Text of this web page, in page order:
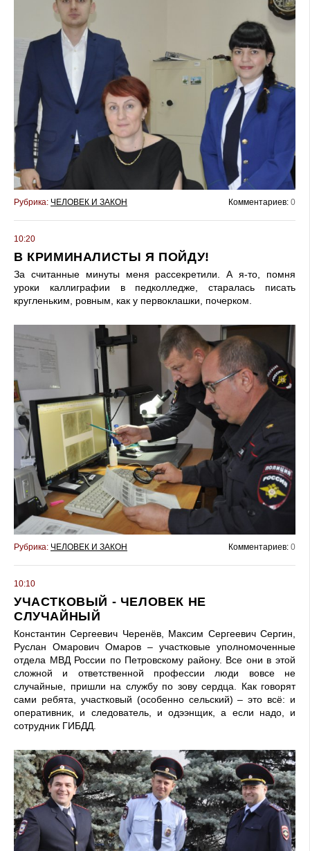
Рубрика: ЧЕЛОВЕК И ЗАКОН Комментариев: 0
10:20
В КРИМИНАЛИСТЫ Я ПОЙДУ!
За считанные минуты меня рассекретили. А я-то, помня
уроки каллиграфии в педколледже, старалась писать
кругленьким, ровным, как у первоклашки, почерком.
Рубрика: ЧЕЛОВЕК И ЗАКОН Комментариев: 0
10:10
УЧАСТКОВЫЙ - ЧЕЛОВЕК НЕ
СЛУЧАЙНЫЙ
Константин Сергеевич Черенёв, Максим Сергеевич Сергин,
Руслан Омарович Омаров – участковые уполномоченные
отдела МВД России по Петровскому району. Все они в этой
сложной и ответственной профессии люди вовсе не
случайные, пришли на службу по зову сердца. Как говорят
сами ребята, участковый (особенно сельский) – это всё: и
оперативник, и следователь, и одээнщик, а если надо, и
сотрудник ГИБДД.